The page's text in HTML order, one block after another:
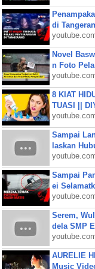
di
Novel
n Foto
8 KIAT
TUASI ||
Sampai
laskan
Sampai
ei
Serem,
dela SMP
AURELIE
Music